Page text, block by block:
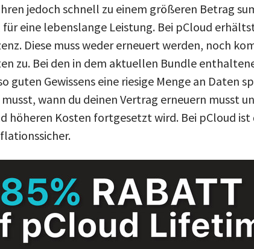
jedoch schnell zu einem größeren Betrag
eine lebenslange Leistung. Bei pCloud
Diese muss weder erneuert werden, noch
zu. Bei den in dem aktuellen Bundle
guten Gewissens eine riesige Menge an Daten
wann du deinen Vertrag erneuern musst
höheren Kosten fortgesetzt wird. Bei pCloud